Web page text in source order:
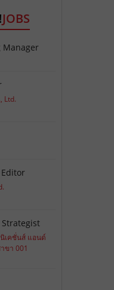
JOBS
Manager
Ltd.
เคชั่นส์ แอนด์
ขา 001